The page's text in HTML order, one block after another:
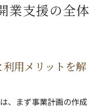
業支援の全体
用メリットを解
、まず事業計画の作成